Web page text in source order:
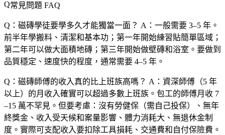
常見問題 FAQ
Q：磁磚學徒要學多久才能獨當一面？ A：一般需要 3–5 年。
前半年學搬料、清潔和基本功；第一年開始練習貼簡單區域；
第二年可以做大面積地磚；第三年開始做壁磚和浴室。要做到
品質穩定、速度快的程度，通常需要 4–5 年。
Q：磁磚師傅的收入真的比上班族高嗎？ A：資深師傅（5 年
以上）的月收入確實可以超過多數上班族。包工的師傅月收 7
–15 萬不罕見。但要考慮：沒有勞健保（需自己投保）、無年
終獎金、收入受天候和案量影響、體力消耗大、無退休金制
度。實際可支配收入要扣除工具損耗、交通費和自付保險費。